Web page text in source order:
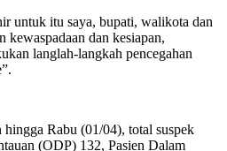
untuk itu saya, bupati, walikota dan
kewaspadaan dan kesiapan,
langlah-langkah pencegahan
Rabu (01/04), total suspek
(ODP) 132, Pasien Dalam